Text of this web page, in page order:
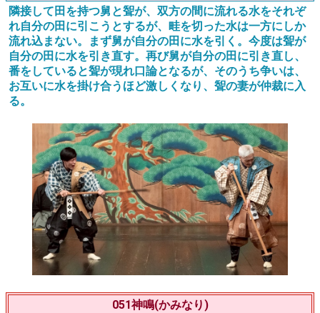
隣接して田を持つ舅と聟が、双方の間に流れる水をそれぞ
れ自分の田に引こうとするが、畦を切った水は一方にしか
流れ込まない。まず舅が自分の田に水を引く。今度は聟が
自分の田に水を引き直す。再び舅が自分の田に引き直し、
番をしていると聟が現れ口論となるが、そのうち争いは、
お互いに水を掛け合うほど激しくなり、聟の妻が仲裁に入
る。
051神鳴(かみなり)